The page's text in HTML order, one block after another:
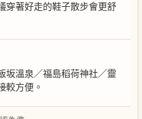
穿著好走的鞋子散步會更舒
坂溫泉／福島稻荷神社／靈
較方便。